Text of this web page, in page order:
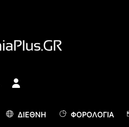
Αναζήτηση
ΔΙΕΘΝΉ ΦΟΡΟΛΟΓΊΑ